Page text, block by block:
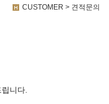
CUSTOMER > 견적문의
니다.